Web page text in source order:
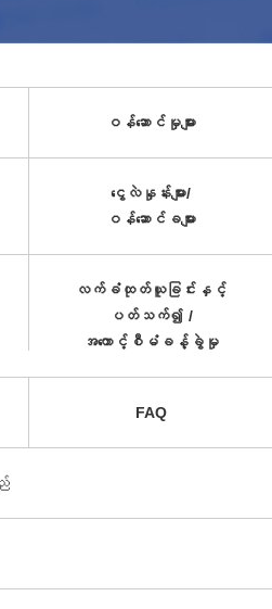
ဝန်ဆောင်မှုများ
ငွေလဲနှုန်းများ/
ဝန်ဆောင်ခများ
လက်ခံထုတ်ယူခြင်းနှင့်
ပတ်သက်၍ /
အကောင့်စီမံခန့်ခွဲမှု
FAQ